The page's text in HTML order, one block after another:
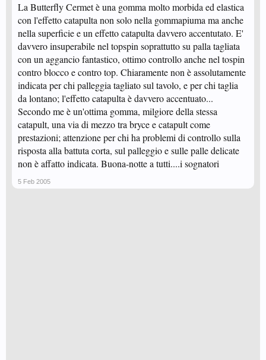
La Butterfly Cermet è una gomma molto morbida ed elastica
con l'effetto catapulta non solo nella gommapiuma ma anche
nella superficie e un effetto catapulta davvero accentutato. E'
davvero insuperabile nel topspin soprattutto su palla tagliata
con un aggancio fantastico, ottimo controllo anche nel tospin
contro blocco e contro top. Chiaramente non è assolutamente
indicata per chi palleggia tagliato sul tavolo, e per chi taglia
da lontano; l'effetto catapulta è davvero accentuato...
Secondo me è un'ottima gomma, milgiore della stessa
catapult, una via di mezzo tra bryce e catapult come
prestazioni; attenzione per chi ha problemi di controllo sulla
risposta alla battuta corta, sul palleggio e sulle palle delicate
non è affatto indicata. Buona-notte a tutti....i sognatori
5 Feb 2005